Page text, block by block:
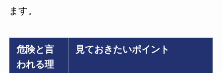
ます。
危険と言
われる理
見ておきたいポイント